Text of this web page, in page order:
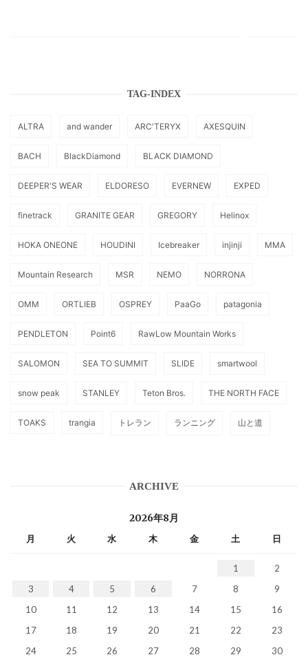
TAG-INDEX
ALTRA and wander ARC'TERYX AXESQUIN
BACH BlackDiamond BLACK DIAMOND
DEEPER'S WEAR ELDORESO EVERNEW EXPED
finetrack GRANITE GEAR GREGORY Helinox
HOKA ONEONE HOUDINI Icebreaker injinji MMA
Mountain Research MSR NEMO NORRONA
OMM ORTLIEB OSPREY PaaGo patagonia
PENDLETON Point6 RawLow Mountain Works
SALOMON SEA TO SUMMIT SLIDE smartwool
snow peak STANLEY Teton Bros. THE NORTH FACE
TOAKS trangia トレラン ランニング 山と道
ARCHIVE
2026年8月
月 火 水 木 金 土 日
1
2
3
4 5 6 7 8
9
10
11 12 13 14 15
16
17
18 19 20 21 22
23
24
25 26 27 28 29 30